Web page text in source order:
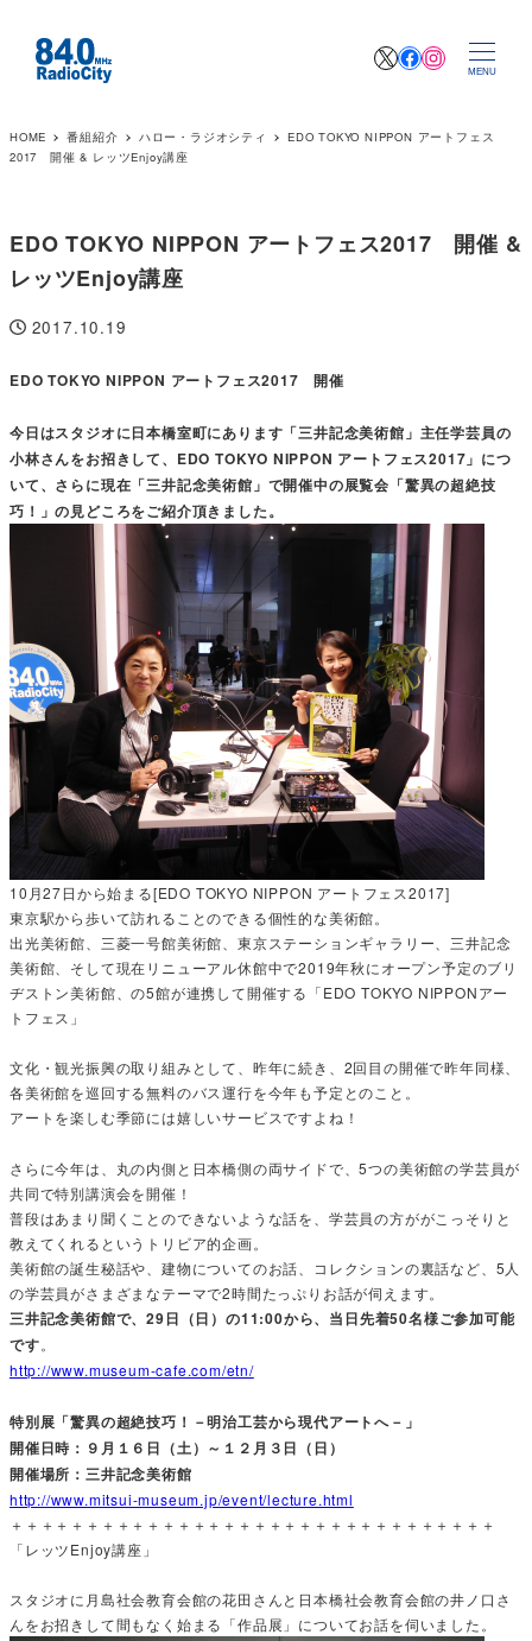
XFacebook
MENU
HOME 番組紹介 ハロー・ラジオシティ
EDO TOKYO NIPPON アートフェス
2017 開催 & レッツEnjoy講座
EDO TOKYO NIPPON アートフェス2017 開催 &
レッツEnjoy講座
投稿日
2017.10.19
EDO TOKYO NIPPON アートフェス2017 開催
今日はスタジオに日本橋室町にあります「三井記念美術館」主任学芸員の
小林さんをお招きして、EDO TOKYO NIPPON アートフェス2017」につ
いて、さらに現在「三井記念美術館」で開催中の展覧会「驚異の超絶技
巧！」の見どころをご紹介頂きました。
10月27日から始まる[EDO TOKYO NIPPON アートフェス2017]
東京駅から歩いて訪れることのできる個性的な美術館。
出光美術館、三菱一号館美術館、東京ステーションギャラリー、三井記念
美術館、そして現在リニューアル休館中で2019年秋にオープン予定のブリ
ヂストン美術館、の5館が連携して開催する「EDO TOKYO NIPPONアー
トフェス」
文化・観光振興の取り組みとして、昨年に続き、2回目の開催で昨年同様、
各美術館を巡回する無料のバス運行を今年も予定とのこと。
アートを楽しむ季節には嬉しいサービスですよね！
さらに今年は、丸の内側と日本橋側の両サイドで、5つの美術館の学芸員が
共同で特別講演会を開催！
普段はあまり聞くことのできないような話を、学芸員の方ががこっそりと
教えてくれるというトリビア的企画。
美術館の誕生秘話や、建物についてのお話、コレクションの裏話など、5人
の学芸員がさまざまなテーマで2時間たっぷりお話が伺えます。
三井記念美術館で、29日（日）の11:00から、当日先着50名様ご参加可能
です。
http://www.museum-cafe.com/etn/
特別展「驚異の超絶技巧！－明治工芸から現代アートへ－」
開催日時：９月１６日（土）～１２月３日（日）
開催場所：三井記念美術館
http://www.mitsui-museum.jp/event/lecture.html
＋＋＋＋＋＋＋＋＋＋＋＋＋＋＋＋＋＋＋＋＋＋＋＋＋＋＋＋＋＋＋＋
「レッツEnjoy講座」
スタジオに月島社会教育会館の花田さんと日本橋社会教育会館の井ノ口さ
んをお招きして間もなく始まる「作品展」についてお話を伺いました。